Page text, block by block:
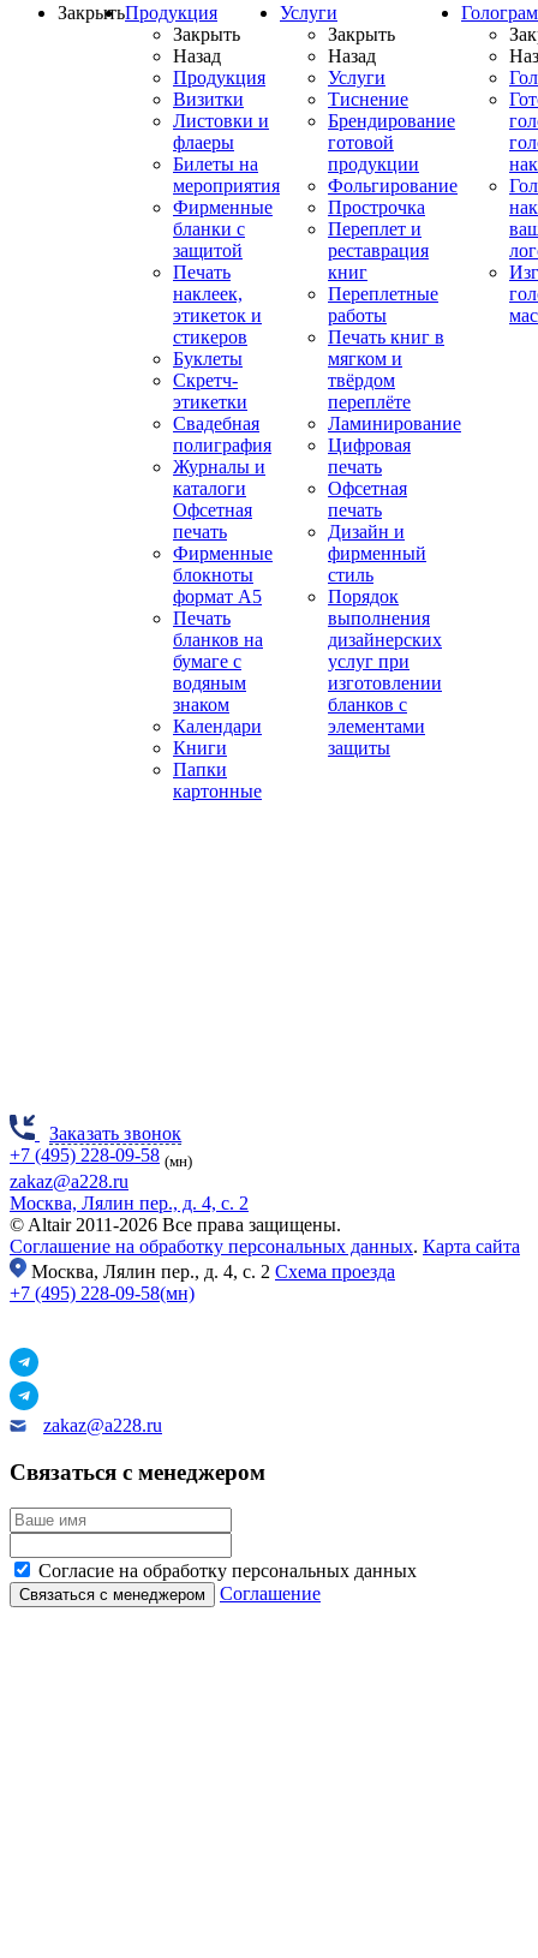
ЗакрытьПродукция
Закрыть
Назад
Продукция
Визитки
Листовки и
флаеры
Билеты на
мероприятия
Фирменные
бланки с
защитой
Печать
наклеек,
этикеток и
стикеров
Буклеты
Скретч-
этикетки
Свадебная
полиграфия
Журналы и
каталоги
Офсетная
печать
Фирменные
блокноты
формат А5
Печать
бланков на
бумаге с
водяным
знаком
Календари
Книги
Папки
картонные
Услуги
Закрыть
Назад
Услуги
Тиснение
Брендирование
готовой
продукции
Фольгирование
Прострочка
Переплет и
реставрация
книг
Переплетные
работы
Печать книг в
мягком и
твёрдом
переплёте
Ламинирование
Цифровая
печать
Офсетная
печать
Дизайн и
фирменный
стиль
Порядок
выполнения
дизайнерских
услуг при
изготовлении
бланков с
элементами
защиты
Заказать звонок
+7 (495) 228-09-58 (мн)
zakaz@a228.ru
Москва, Лялин пер., д. 4, с. 2
© Altair 2011-2026 Все права защищены.
Соглашение на обработку персональных данных. Карта сайта
Москва, Лялин пер., д. 4, с. 2 Схема проезда
+7 (495) 228-09-58(мн)
zakaz@a228.ru
Связаться с менеджером
Согласие на обработку персональных данных
Соглашение